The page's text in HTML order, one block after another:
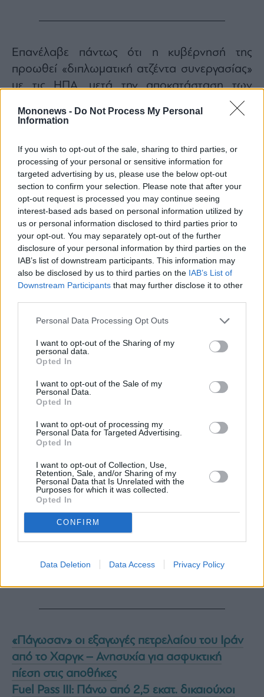
Mononews - Do Not Process My Personal
Information
If you wish to opt-out of the sale, sharing to third parties, or
processing of your personal or sensitive information for
targeted advertising by us, please use the below opt-out
section to confirm your selection. Please note that after your
opt-out request is processed you may continue seeing
interest-based ads based on personal information utilized by
us or personal information disclosed to third parties prior to
your opt-out. You may separately opt-out of the further
disclosure of your personal information by third parties on the
IAB’s list of downstream participants. This information may
also be disclosed by us to third parties on the IAB’s List of
Downstream Participants that may further disclose it to other
Personal Data Processing Opt Outs
I want to opt-out of the Sharing of my
personal data.
Opted In
I want to opt-out of the Sale of my
Personal Data.
Opted In
I want to opt-out of processing my
Personal Data for Targeted Advertising.
Opted In
I want to opt-out of Collection, Use,
Retention, Sale, and/or Sharing of my
Personal Data that Is Unrelated with the
Purposes for which it was collected.
Opted In
CONFIRM
Data Deletion Data Access Privacy Policy
Επανέλαβε πάντως ότι η κυβέρνησή της
προωθεί «διπλωματική ατζέντα συνεργασίας»
με τις ΗΠΑ, μετά την αποκατάσταση των
διμερών σχέσεων ανάμεσα στο Καράκας και
την Ουάσινγκτον τον Μάρτιο, επτά χρόνια
Διαβάστε επίσης
Reuters: Μυστικοί σαουδαραβικοί
βομβαρδισμοί κατά του Ιράν στη διάρκεια του
πολέμου
«Πάγωσαν» οι εξαγωγές πετρελαίου του Ιράν
από το Χαργκ – Ανησυχία για ασφυκτική
πίεση στις αποθήκες
Fuel Pass III: Πάνω από 2,5 εκατ. δικαιούχοι